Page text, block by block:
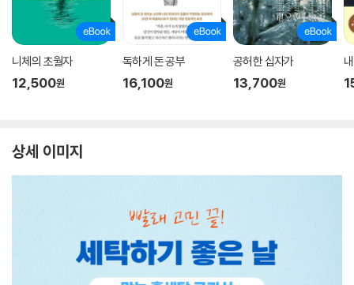
니체의 초월자
12,500원
독하게 돈 공부
16,100원
공허한 십자가
13,700원
상세 이미지